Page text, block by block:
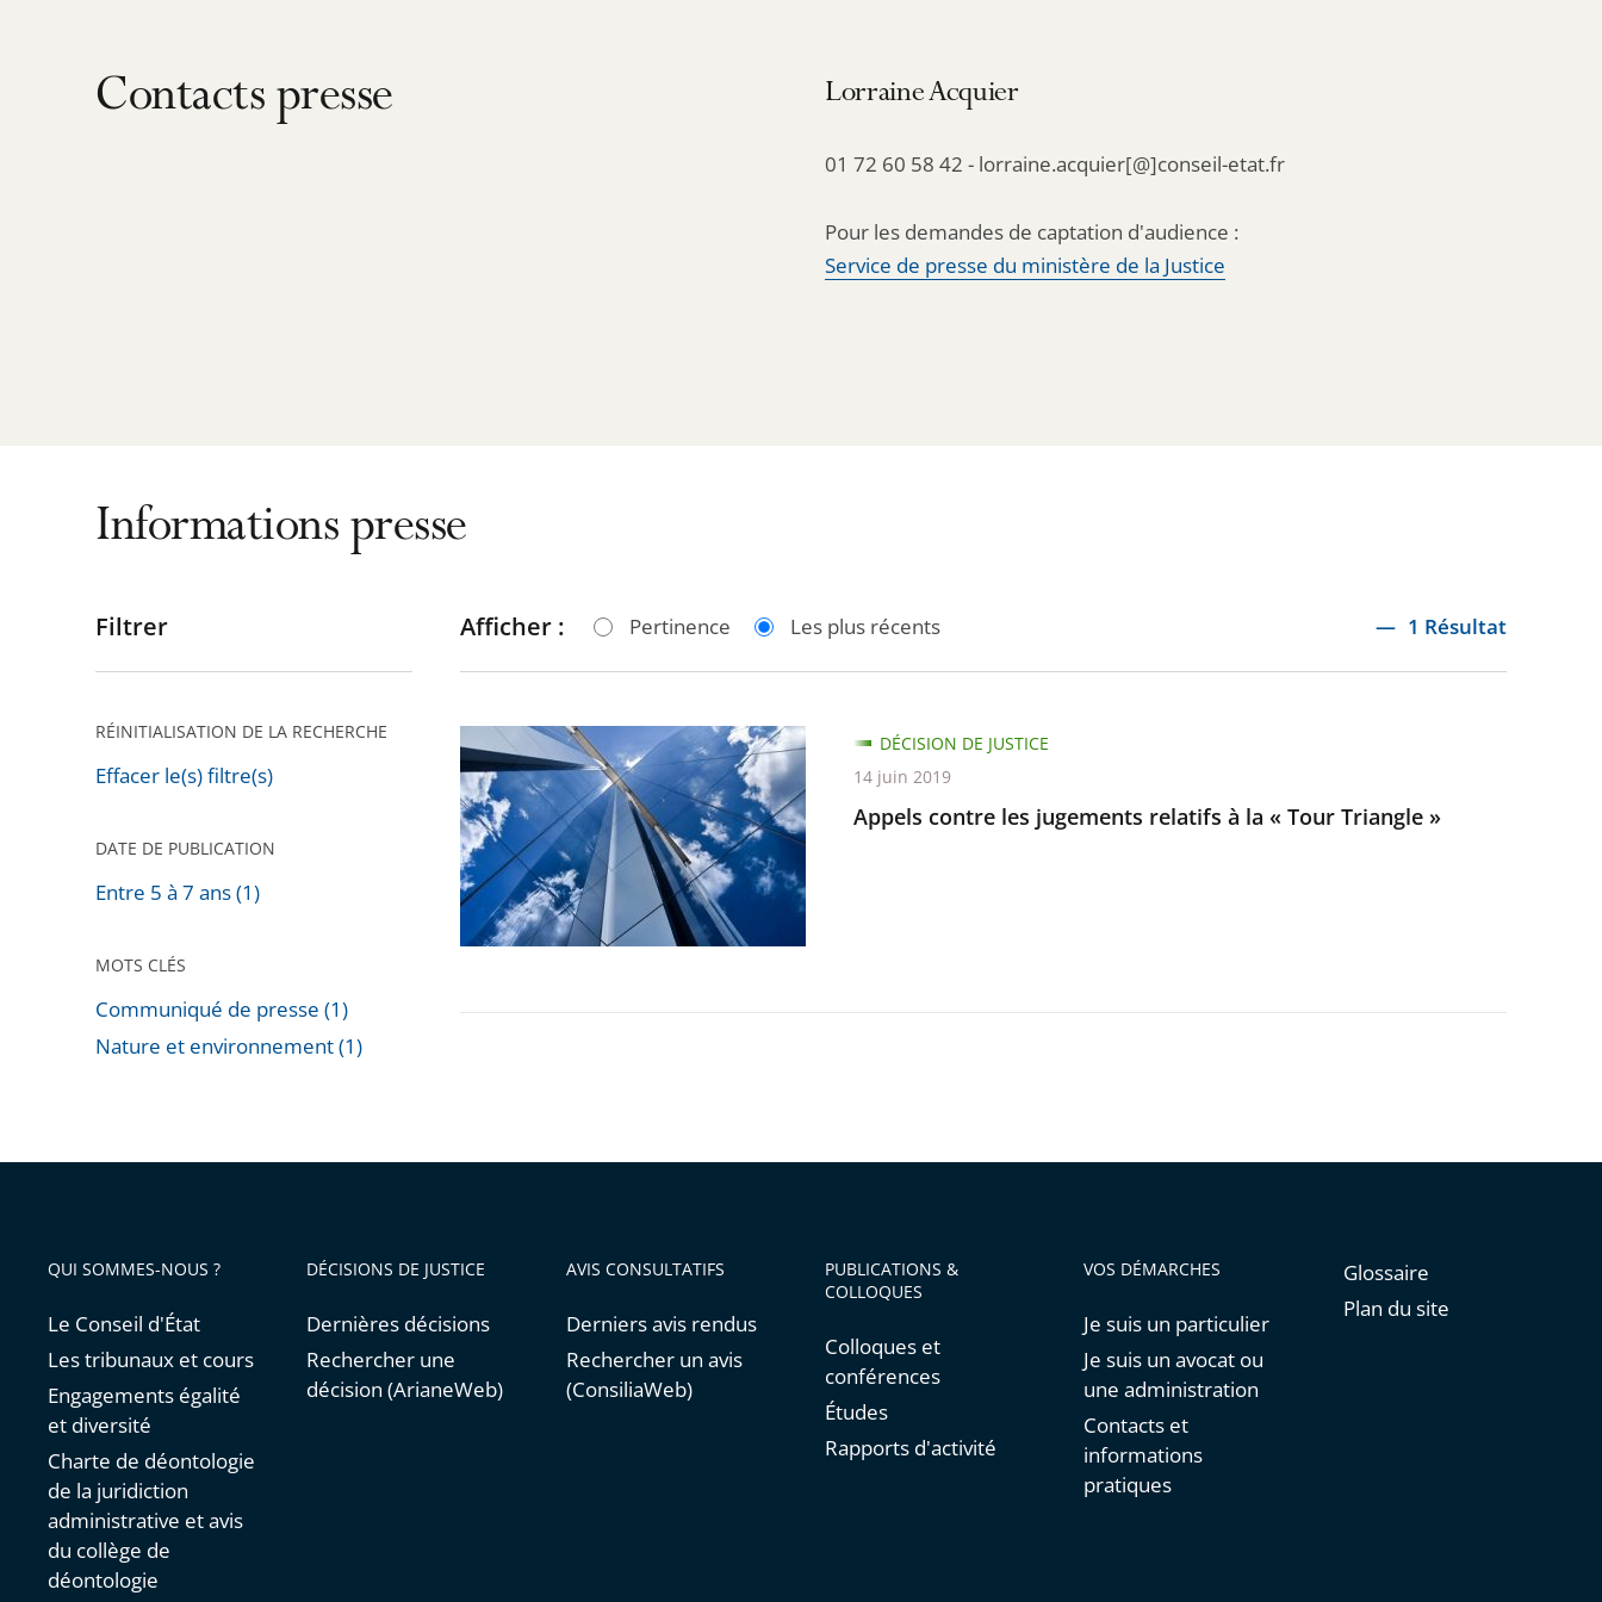
Contacts presse Lorraine Acquier
01 72 60 58 42 - lorraine.acquier[@]conseil-etat.fr
Pour les demandes de captation d'audience :
Service de presse du ministère de la Justice
Informations presse
Passer
pour
après
Filtrer
RÉINITIALISATION DE LA RECHERCHE
Effacer le(s) filtre(s)
DATE DE PUBLICATION
Entre 5 à 7 ans (1)
MOTS CLÉS
Communiqué de presse (1)
Nature et environnement (1)
Afficher : Pertinence Les plus récents 1 Résultat
Appels
contre
les
jugements
relatifs
à
la
Appels contre les jugements relatifs à la « Tour Triangle »
DÉCISION DE JUSTICE
14 juin 2019
QUI SOMMES-NOUS ?
Le Conseil d'État
Les tribunaux et cours
Engagements égalité
et diversité
Charte de déontologie
de la juridiction
administrative et avis
du collège de
déontologie
DÉCISIONS DE JUSTICE
Dernières décisions
Rechercher une
décision (ArianeWeb)
AVIS CONSULTATIFS
Derniers avis rendus
Rechercher un avis
(ConsiliaWeb)
PUBLICATIONS &
COLLOQUES
Colloques et
conférences
Études
Rapports d'activité
VOS DÉMARCHES
Je suis un particulier
Je suis un avocat ou
une administration
Contacts et
informations
pratiques
Glossaire
Plan du site